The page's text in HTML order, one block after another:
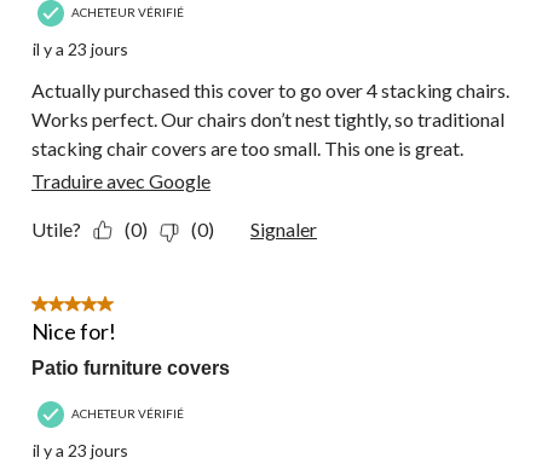
ACHETEUR VÉRIFIÉ
il y a 23 jours
Actually purchased this cover to go over 4 stacking chairs.
Works perfect. Our chairs don’t nest tightly, so traditional
stacking chair covers are too small. This one is great.
Traduire avec Google
Utile? (0) (0) Signaler
5 étoile(s) sur 5.
Nice for!
Patio furniture covers
ACHETEUR VÉRIFIÉ
il y a 23 jours